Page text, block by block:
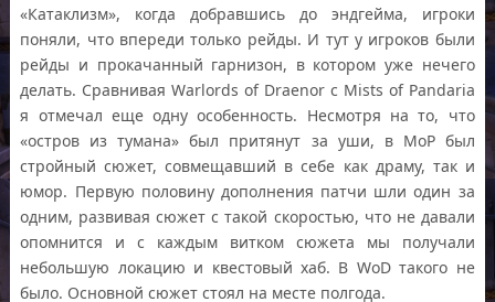
«Катаклизм», когда добравшись до эндгейма, игроки
поняли, что впереди только рейды. И тут у игроков были
рейды и прокачанный гарнизон, в котором уже нечего
делать. Сравнивая Warlords of Draenor c Mists of Pandaria
я отмечал еще одну особенность. Несмотря на то, что
«остров из тумана» был притянут за уши, в МоР был
стройный сюжет, совмещавший в себе как драму, так и
юмор. Первую половину дополнения патчи шли один за
одним, развивая сюжет с такой скоростью, что не давали
опомнится и с каждым витком сюжета мы получали
небольшую локацию и квестовый хаб. В WoD такого не
было. Основной сюжет стоял на месте полгода.